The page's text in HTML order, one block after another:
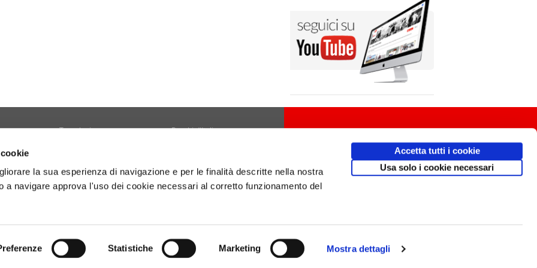
la sua esperienza di navigazione e per le finalità descritte nella nostra
a navigare approva l'uso dei cookie necessari al corretto funzionamento del
Statistiche Marketing Mostra dettagli
Accetta tutti i cookie
Usa solo i cookie necessari
Tecnologia
Diario di Viaggio
Attività
Borghi d'Italia
Copertina
01160141006.
Design communication.it/ Mobile friendly